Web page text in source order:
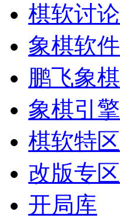
棋软讨论
象棋软件
鹏飞象棋
象棋引擎
棋软特区
改版专区
开局库